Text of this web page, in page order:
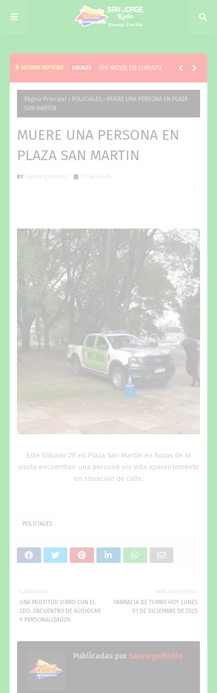
ULTIMAS NOTICIAS LOCALES IPS MOVIL EN CURUZU
Página Principal POLICIALES
MUERE UNA PERSONA EN PLAZA
SAN MARTIN
MUERE UNA PERSONA EN
PLAZA SAN MARTIN
SanJorgeMedio 11/30/2025
Este Sábado 29 en Plaza San Martín en horas de la
siesta encuentran una persona sin vida aparentemente
en situación de calle.
POLICIALES
MÁS RECIENTES
FARMACIA DE TURNO HOY LUNES
01 DE DICIEMBRE DE 2025
ANTIGUOS
UNA MULTITUD VIBRO CON EL
2DO. ENCUENTRO DE AUDIOCAR
Y PERSONALIZADOS
Publicadas por SanJorgeMedio